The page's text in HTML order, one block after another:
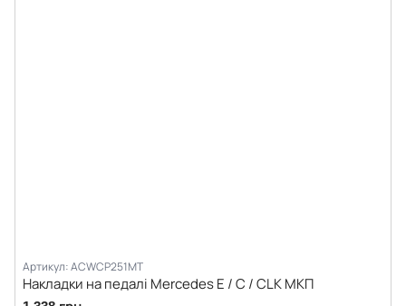
Артикул: ACWCP251MT
Накладки на педалі Mercedes E / C / CLK MКП